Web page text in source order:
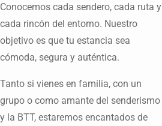
Conocemos cada sendero, cada ruta y
cada rincón del entorno. Nuestro
objetivo es que tu estancia sea
cómoda, segura y auténtica.
Tanto si vienes en familia, con un
grupo o como amante del senderismo
y la BTT, estaremos encantados de